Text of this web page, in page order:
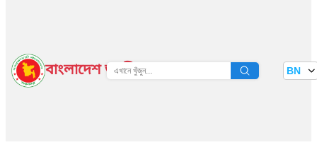
বাংলাদেশ জাতীয় তথ্য বাতায়ন BN